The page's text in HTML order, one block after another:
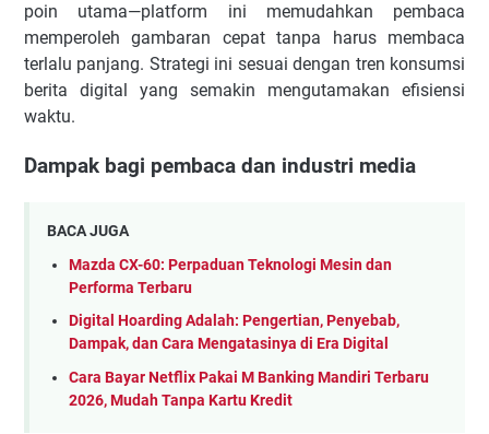
poin utama—platform ini memudahkan pembaca
memperoleh gambaran cepat tanpa harus membaca
terlalu panjang. Strategi ini sesuai dengan tren konsumsi
berita digital yang semakin mengutamakan efisiensi
waktu.
Dampak bagi pembaca dan industri media
BACA JUGA
Mazda CX-60: Perpaduan Teknologi Mesin dan
Performa Terbaru
Digital Hoarding Adalah: Pengertian, Penyebab,
Dampak, dan Cara Mengatasinya di Era Digital
Cara Bayar Netflix Pakai M Banking Mandiri Terbaru
2026, Mudah Tanpa Kartu Kredit